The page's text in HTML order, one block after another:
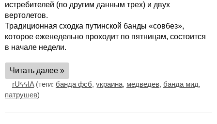
истребителей (по другим данным трех) и двух
вертолетов.
Традиционная сходка путинской банды «совбез»,
которое еженедельно проходит по пятницам, состоится
в начале недели.
Читать далее »
rUϟϟIA(теги: банда фсб, украина, медведев, банда мид,
патрушев)